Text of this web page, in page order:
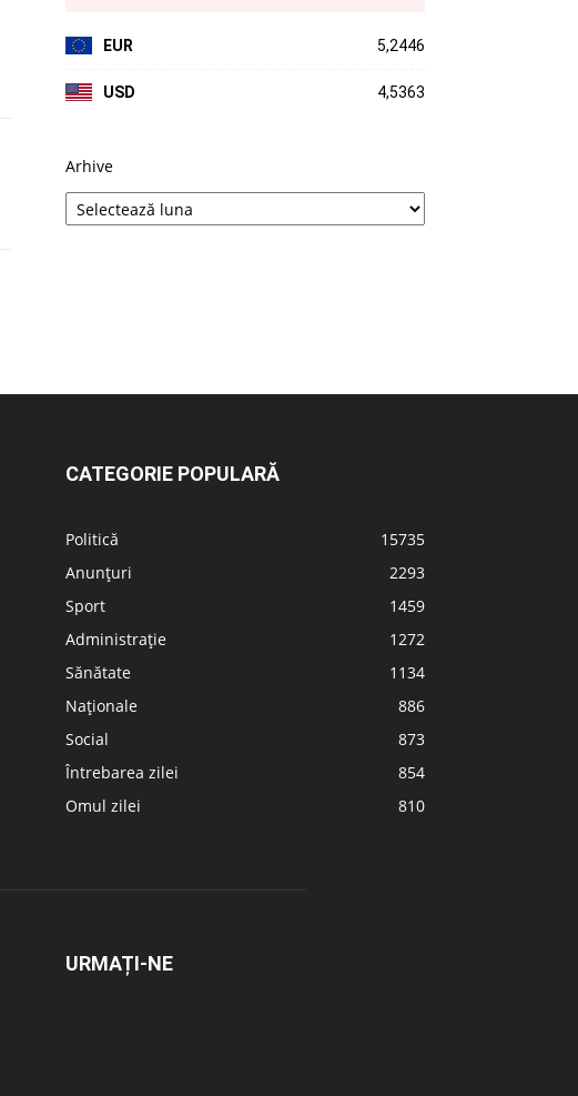
EUR 5,2446
USD 4,5363
Arhive
CATEGORIE POPULARĂ
Politică
15735
Anunțuri
2293
Sport
1459
Administrație
1272
Sănătate
1134
Naționale
886
Social
873
Întrebarea zilei
854
Omul zilei
810
URMAȚI-NE